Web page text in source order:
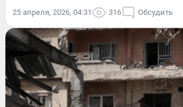
25 апреля, 2026, 04:31 316 Обсудить